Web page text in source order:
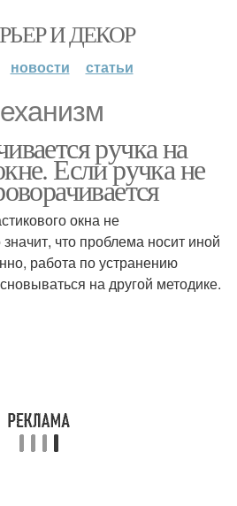
И ДЕКОР
новости статьи
ручка на
Если ручка не
окна не
что проблема носит иной
работа по устранению
на другой методике.